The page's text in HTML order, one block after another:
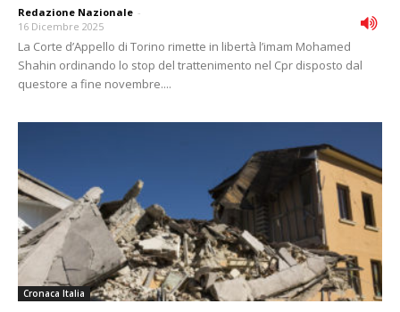
Redazione Nazionale -
16 Dicembre 2025
La Corte d’Appello di Torino rimette in libertà l’imam Mohamed
Shahin ordinando lo stop del trattenimento nel Cpr disposto dal
questore a fine novembre....
Cronaca Italia